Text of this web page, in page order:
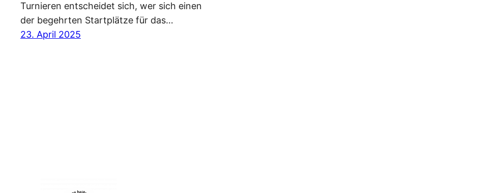
Turnieren entscheidet sich, wer sich einen
der begehrten Startplätze für das…
23. April 2025